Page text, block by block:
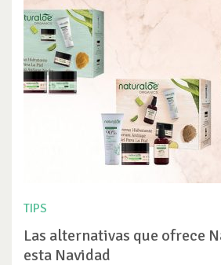
TIPS
Las alternativas que ofrece
esta Navidad